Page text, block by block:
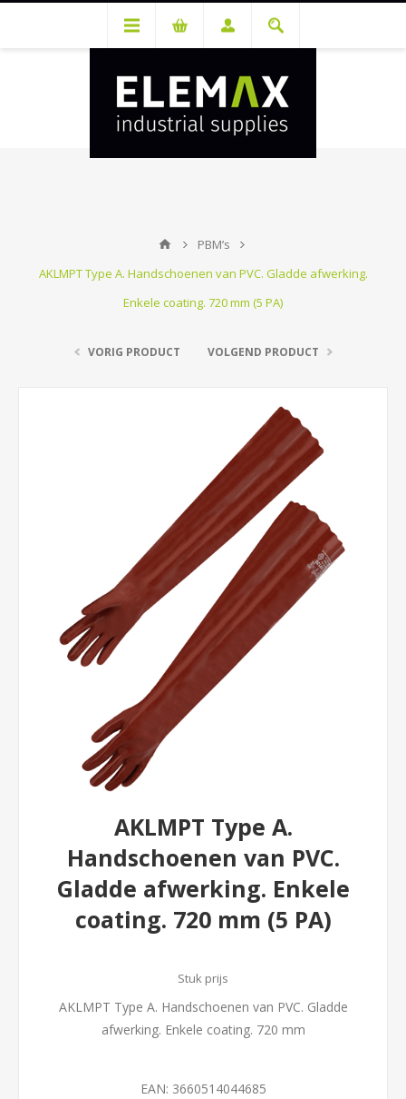
Je hebt een account nodig om prijzen te bekijken en bestellingen te
PBM’s
AKLMPT Type A. Handschoenen van PVC. Gladde afwerking.
Enkele coating. 720 mm (5 PA)
VORIG PRODUCT VOLGEND PRODUCT
AKLMPT Type A.
Handschoenen van PVC.
Gladde afwerking. Enkele
coating. 720 mm (5 PA)
Stuk prijs
AKLMPT Type A. Handschoenen van PVC. Gladde
afwerking. Enkele coating. 720 mm
EAN: 3660514044685